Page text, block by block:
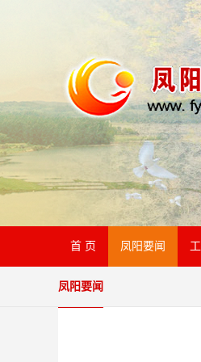
首 页 凤阳要闻
凤阳要闻